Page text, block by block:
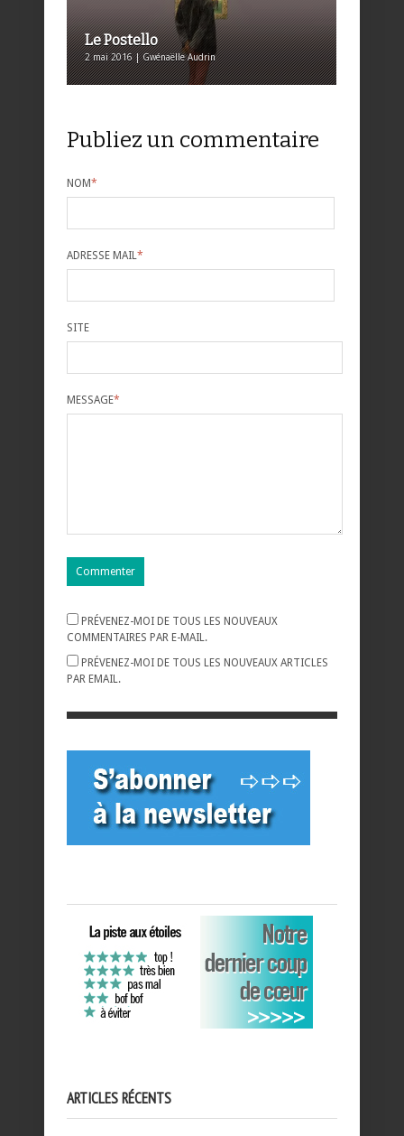
Le Postello
2 mai 2016 | Gwénaëlle Audrin
Publiez un commentaire
NOM*
ADRESSE MAIL*
SITE
MESSAGE*
PRÉVENEZ-MOI DE TOUS LES NOUVEAUX
COMMENTAIRES PAR E-MAIL.
PRÉVENEZ-MOI DE TOUS LES NOUVEAUX ARTICLES
PAR EMAIL.
ARTICLES RÉCENTS